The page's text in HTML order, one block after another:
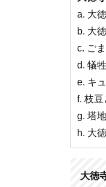
a. 大
b. 大
c. ご
d. 犠
e. キ
f. 枝豆
g. 塔
h. 大
大徳